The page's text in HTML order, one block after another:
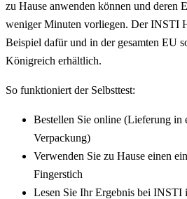
zu Hause anwenden können und deren
weniger Minuten vorliegen. Der INSTI
Beispiel dafür und in der gesamten EU
Königreich erhältlich.
So funktioniert der Selbsttest:
Bestellen Sie online (Lieferung in
Verpackung)
Verwenden Sie zu Hause einen
Fingerstich
Lesen Sie Ihr Ergebnis bei INSTI